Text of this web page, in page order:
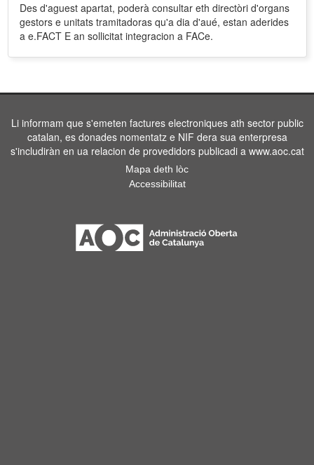
Des d'aguest apartat, poderà consultar eth directòri d'organs
gestors e unitats tramitadoras qu'a dia d'aué, estan aderides
a e.FACT E an sollicitat integracion a FACe.
Li informam que s'emeten factures electroniques ath sector public
catalan, es donades nomentatz e NIF dera sua enterpresa
s'includiràn en ua relacion de provedidors publicadi a www.aoc.cat
Mapa deth lòc
Accessibilitat